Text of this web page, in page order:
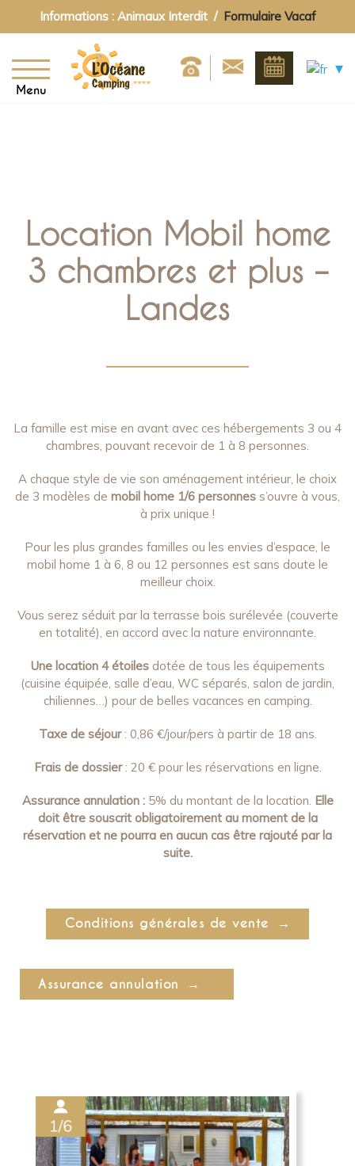
Informations : Animaux Interdit / Formulaire Vacaf
Menu
Location Mobil home
3 chambres et plus –
Landes
La famille est mise en avant avec ces hébergements 3 ou 4
chambres, pouvant recevoir de 1 à 8 personnes.
A chaque style de vie son aménagement intérieur, le choix
de 3 modèles de mobil home 1/6 personnes s’ouvre à vous,
à prix unique !
Pour les plus grandes familles ou les envies d’espace, le
mobil home 1 à 6, 8 ou 12 personnes est sans doute le
meilleur choix.
Vous serez séduit par la terrasse bois surélevée (couverte
en totalité), en accord avec la nature environnante.
Une location 4 étoilesdotée de tous les équipements
(cuisine équipée, salle d’eau, WC séparés, salon de jardin,
chiliennes…) pour de belles vacances en camping.
Taxe de séjour: 0,86 €/jour/pers à partir de 18 ans.
Frais de dossier: 20 € pour les réservations en ligne.
Assurance annulation :5% du montant de la location. Elle
doit être souscrit obligatoirement au moment de la
réservation et ne pourra en aucun cas être rajouté par la
suite.
Conditions générales de vente
Assurance annulation